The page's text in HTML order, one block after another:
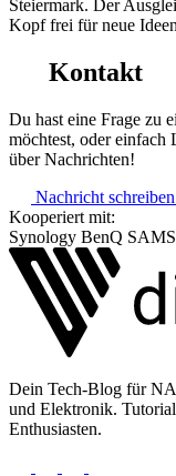
Steiermark. Der
Kopf frei für neue
Kontakt
Du hast eine Frage zu
möchtest, oder einfach
über Nachrichten!
Nachricht schreiben
Kooperiert mit:
Synology BenQ
Dein Tech-Blog für
und Elektronik.
Enthusiasten.